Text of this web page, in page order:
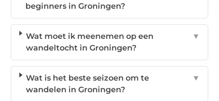
beginners in Groningen?
Wat moet ik meenemen op een
wandeltocht in Groningen?
▼
Wat is het beste seizoen om te
wandelen in Groningen?
▼